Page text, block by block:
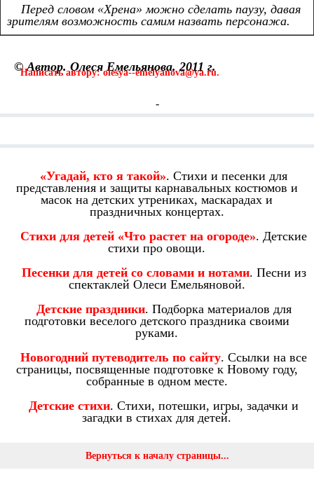
Перед словом «Хрена» можно сделать паузу, давая
зрителям возможность самим назвать персонажа.
© Автор. Олеся Емельянова. 2011 г.
Написать автору: olesya--emelyanova@ya.ru.
-
«Угадай, кто я такой». Стихи и песенки для
представления и защиты карнавальных костюмов и
масок на детских утрениках, маскарадах и
праздничных концертах.
Стихи для детей «Что растет на огороде». Детские
стихи про овощи.
Песенки для детей со словами и нотами. Песни из
спектаклей Олеси Емельяновой.
Детские праздники. Подборка материалов для
подготовки веселого детского праздника своими
руками.
Новогодний путеводитель по сайту. Ссылки на все
страницы, посвященные подготовке к Новому году,
собранные в одном месте.
Детские стихи. Стихи, потешки, игры, задачки и
загадки в стихах для детей.
Вернуться к началу страницы...